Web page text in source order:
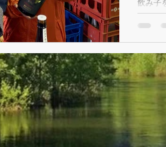
飲み子
うツー
す。